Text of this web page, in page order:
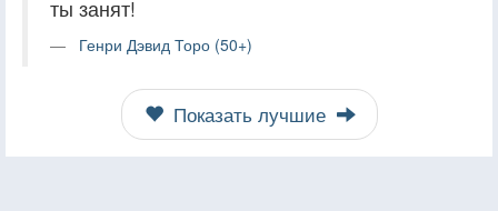
ты занят!
Генри Дэвид Торо (50+)
Показать лучшие